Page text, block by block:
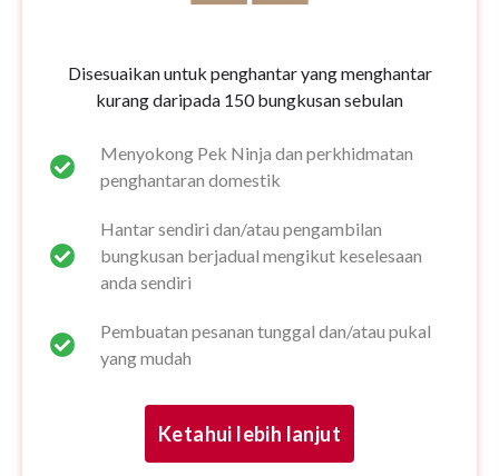
Disesuaikan untuk penghantar yang menghantar
kurang daripada 150 bungkusan sebulan
Menyokong Pek Ninja dan perkhidmatan
penghantaran domestik
Hantar sendiri dan/atau pengambilan
bungkusan berjadual mengikut keselesaan
anda sendiri
Pembuatan pesanan tunggal dan/atau pukal
yang mudah
Ketahui lebih lanjut